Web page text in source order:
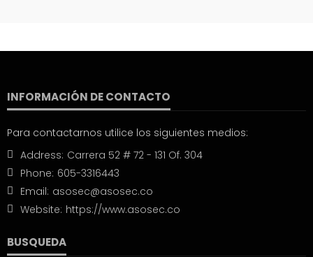
INFORMACIÓN DE CONTACTO
Para contactarnos utilice los siguientes medios:
Address: Carrera 52 # 72 - 131 Of. 304
Phone: 605-3316443
Email: asosec@asosec.co
Website: https://www.asosec.co
BUSQUEDA